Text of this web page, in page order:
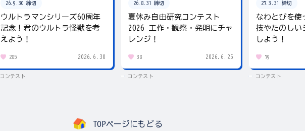
26.9.30 締切
ウルトラマンシリーズ60周年
記念！君のウルトラ怪獣を考
えよう！
285 2026.6.30
コンテスト
26.8.31 締切
夏休み自由研究コンテスト
2026 工作・観察・発明にチャ
レンジ！
38 2026.6.25
コンテスト
27.3.31 締切
なわとびを使
技やたのしい
しよう！
79
コンテスト
TOPページにもどる